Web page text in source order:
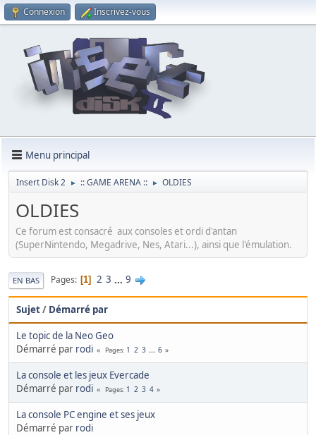
Connexion Inscrivez-vous
Menu principal
Insert Disk 2 ► :: GAME ARENA :: ► OLDIES
OLDIES
Ce forum est consacré aux consoles et ordi d'antan
(SuperNintendo, Megadrive, Nes, Atari...), ainsi que l'émulation.
EN BAS Pages 1 2 3 ... 9
Sujet/ Démarré par
Le topic de la Neo Geo
Démarré par rodi Pages 1 2 3 ... 6
La console et les jeux Evercade
Démarré par rodi Pages 1 2 3 4
La console PC engine et ses jeux
Démarré par rodi